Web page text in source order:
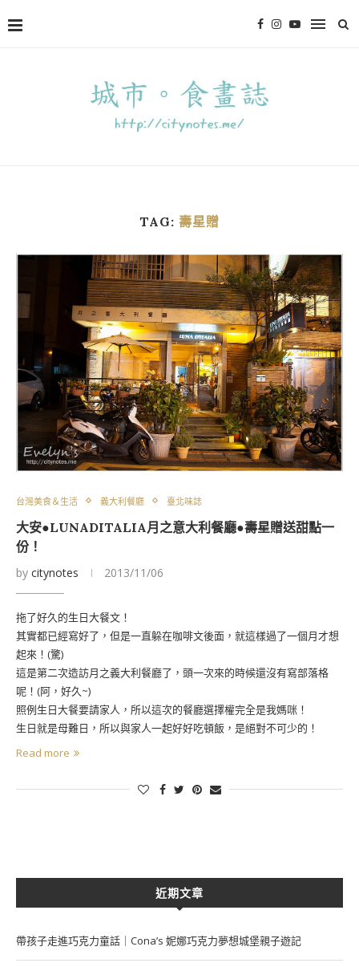
TAG: 壽星贈
台灣美食＆生活 義大利餐廳 臺北味誌
大安●LUNADITALIA月之意大利餐廳●壽星贈送甜點一
份！
by citynotes 2013/11/06
拖了好久的生日大餐文！
其實都已經寫好了，但是一直躲在咖啡文後面，就這樣過了一個月才想
起來！(驚)
這是第二次造訪月之義大利餐廳了，頭一次來的時候還沒有寫部落格
呢！(阿，好久~)
照例生日大餐要請家人，所以這次的餐廳選擇權完全是我媽咪！
生日就是母難日，所以與家人一起好好吃頓飯，是絕對不可少的！
Read more
近期文章
帶孩子走進巧克力童話｜Cona’s 妮娜巧克力夢想城堡親子遊記